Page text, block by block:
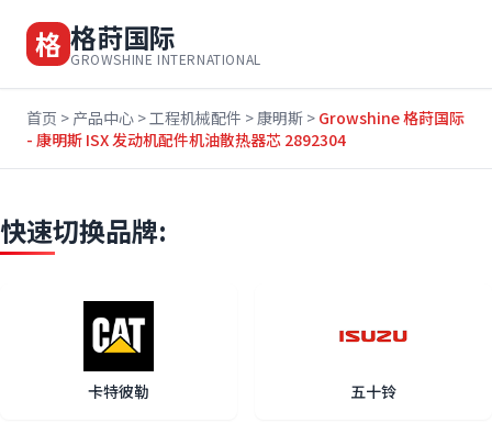
格 格莳国际
GROWSHINE INTERNATIONAL
首页 > 产品中心 >工程机械配件 >康明斯 > Growshine 格莳国际
- 康明斯 ISX 发动机配件机油散热器芯 2892304
快速切换品牌:
卡特彼勒 五十铃